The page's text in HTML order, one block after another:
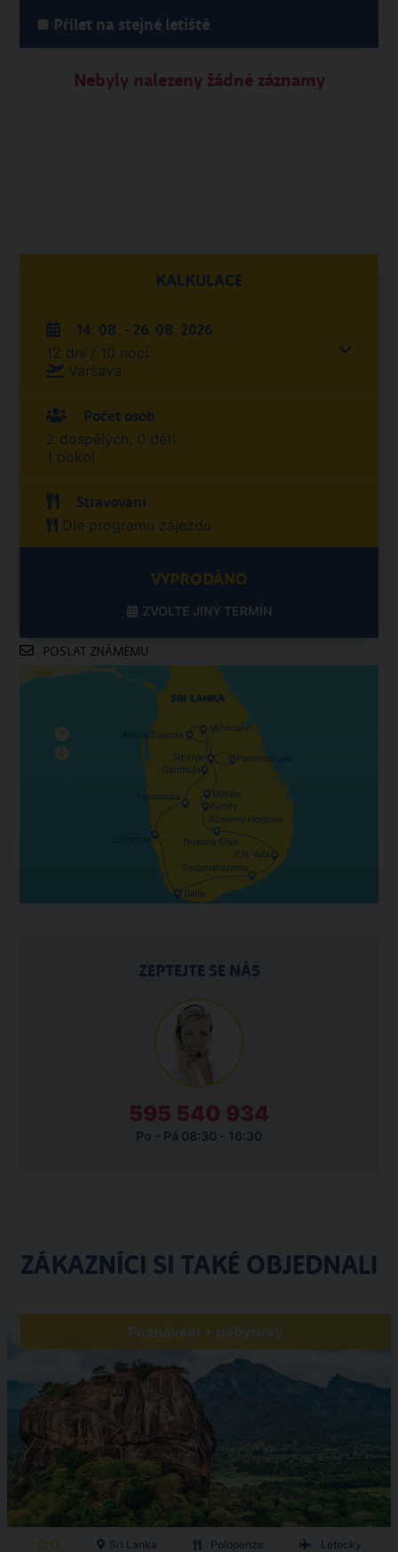
Přílet na stejné letiště
Nebyly nalezeny žádné záznamy
KALKULACE
14. 08. - 26. 08. 2026
12 dní / 10 nocí
Varšava
Počet osob
2 dospělých, 0 dětí
1 pokoj
Stravování
Dle programu zájezdu
VYPRODÁNO
ZVOLTE JINÝ TERMÍN
POSLAT ZNÁMÉMU
ZEPTEJTE SE NÁS
595 540 934
Po - Pá 08:30 - 16:30
ZÁKAZNÍCI SI TAKÉ OBJEDNALI
Poznávací + pobytový
Srí Lanka Polopenze Letecky